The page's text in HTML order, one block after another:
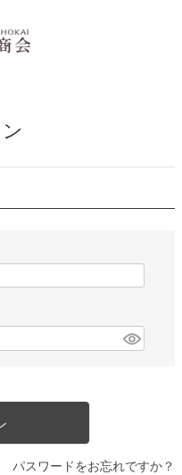
パスワードをお忘れですか？